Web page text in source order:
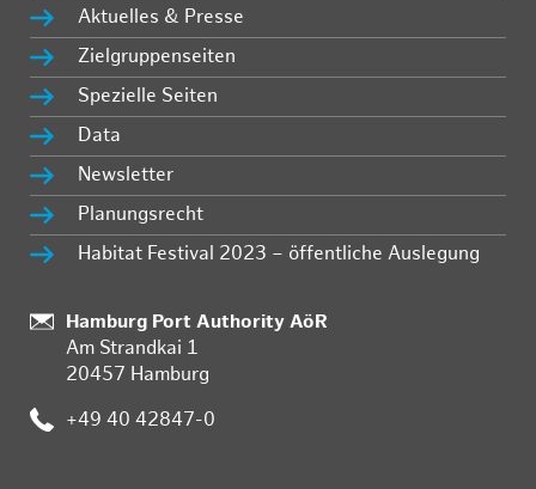
Aktuelles & Presse
Zielgruppenseiten
Spezielle Seiten
Data
Newsletter
Planungsrecht
Habitat Festival 2023 – öffentliche Auslegung
:
Hamburg Port Authority AöR
Am Strandkai 1
20457 Hamburg
: +49 40 42847-0